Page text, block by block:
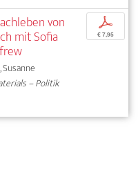
von
mit Sofia
– Politik
p
€ 7,95